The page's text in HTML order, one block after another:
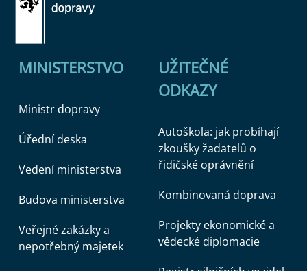
Ročenky dopravy ČR
NepřehlédněteKodex evropské statistiky
., o státní statistické službě a
Nařízení EP č. 223/2009
Důvěrnost statistických údajů se řídí
legislativními a metodickými předpisy a je
zajištěna v celém zpracovatelském řetězci.
Základní povinností pracoviště státní statistické
služby MD je důsledné zajištění ochrany
MINISTERSTVO
Ministr dopravy
Úřední deska
Vedení ministerstva
Budova ministerstva
Veřejné zakázky a
nepotřebný majetek
UŽITEČNÉ
ODKAZY
Autoškola: jak probíhají
zkoušky žadatelů o
řidičské oprávnění
Kombinovaná doprava
Projekty ekonomické a
vědecké diplomacie